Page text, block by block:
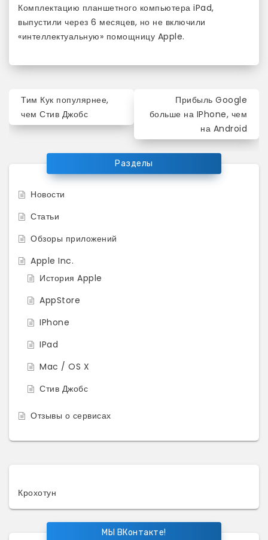
Комплектацию планшетного компьютера iPad,
выпустили через 6 месяцев, но не включили
«интеллектуальную» помощницу Apple.
Навигация
по
записям
Тим Кук популярнее,
чем Стив Джобс
Прибыль Google
больше на IPhone, чем
на Android
Разделы
Новости
Статьи
Обзоры приложений
Apple Inc.
История Apple
AppStore
IPhone
IPad
Mac / OS X
Стив Джобс
Отзывы о сервисах
Крохотун
МЫ ВКонтакте!